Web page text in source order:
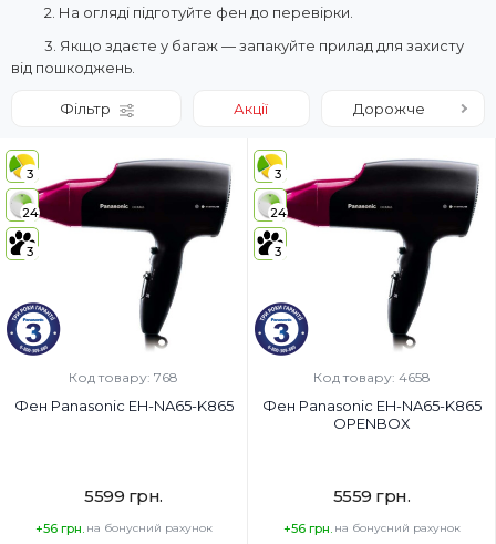
2. На огляді підготуйте фен до перевірки.
3. Якщо здаєте у багаж — запакуйте прилад для захисту
від пошкоджень.
Фільтр Акції Дорожче
3
24
3
Код товару: 768
Фен Panasonic EH-NA65-K865
5599 грн.
+56 грн. на бонусний рахунок
3
24
3
Код товару: 4658
Фен Panasonic EH-NA65-K865
OPENBOX
5559 грн.
+56 грн. на бонусний рахунок